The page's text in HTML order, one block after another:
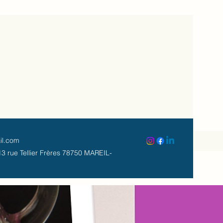
rue Tellier Frères 78750 MAREIL-